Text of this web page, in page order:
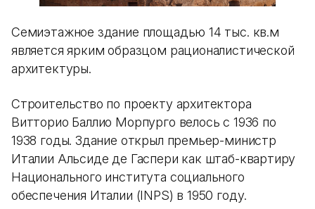
Семиэтажное здание площадью 14 тыс. кв.м
является ярким образцом рационалистической
архитектуры.
Строительство по проекту архитектора
Витторио Баллио Морпурго велось с 1936 по
1938 годы. Здание открыл премьер-министр
Италии Альсиде де Гаспери как штаб-квартиру
Национального института социального
обеспечения Италии (INPS) в 1950 году.